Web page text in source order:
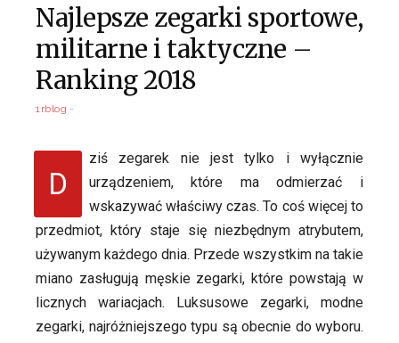
Najlepsze zegarki sportowe,
militarne i taktyczne –
Ranking 2018
1rblog
D
ziś zegarek nie jest tylko i wyłącznie
urządzeniem, które ma odmierzać i
wskazywać właściwy czas. To coś więcej to
przedmiot, który staje się niezbędnym atrybutem,
używanym każdego dnia. Przede wszystkim na takie
miano zasługują męskie zegarki, które powstają w
licznych wariacjach. Luksusowe zegarki, modne
zegarki, najróżniejszego typu są obecnie do wyboru.